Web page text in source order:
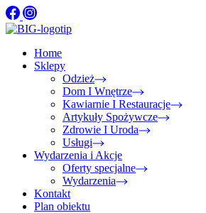
Home
Sklepy
Odzież
Dom I Wnętrze
Kawiarnie I Restauracje
Artykuły Spożywcze
Zdrowie I Uroda
Usługi
Wydarzenia i Akcje
Oferty specjalne
Wydarzenia
Kontakt
Plan obiektu